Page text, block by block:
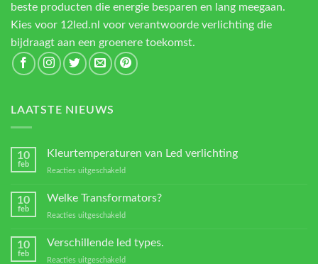
beste producten die energie besparen en lang meegaan.
Kies voor 12led.nl voor verantwoorde verlichting die
bijdraagt aan een groenere toekomst.
LAATSTE NIEUWS
10
feb
Kleurtemperaturen van Led verlichting
Reacties uitgeschakeld
van
verlichting
10
feb
Welke Transformators?
Reacties uitgeschakeld
Transformators?
10
feb
Verschillende led types.
Reacties uitgeschakeld